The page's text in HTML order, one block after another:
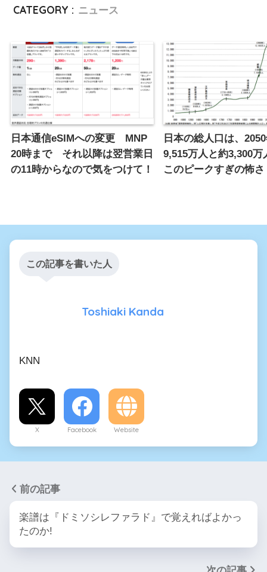
CATEGORY : ニュース
日本通信eSIMへの変更 MNP
20時まで それ以降は翌営業日
の11時からなので気をつけて！
日本の総人口は、
9,515万人と約3,300万
このピークすぎの怖さ
この記事を書いた人
Toshiaki Kanda
KNN
X Facebook Website
前の記事
楽譜は『ドミソシレファラド』で覚えればよかっ
たのか!